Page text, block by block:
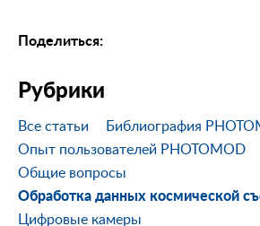
Поделиться:
Рубрики
Все статьи
Библиография
Опыт пользователей PHOTOMOD
Общие вопросы
Обработка данных космической
Цифровые камеры